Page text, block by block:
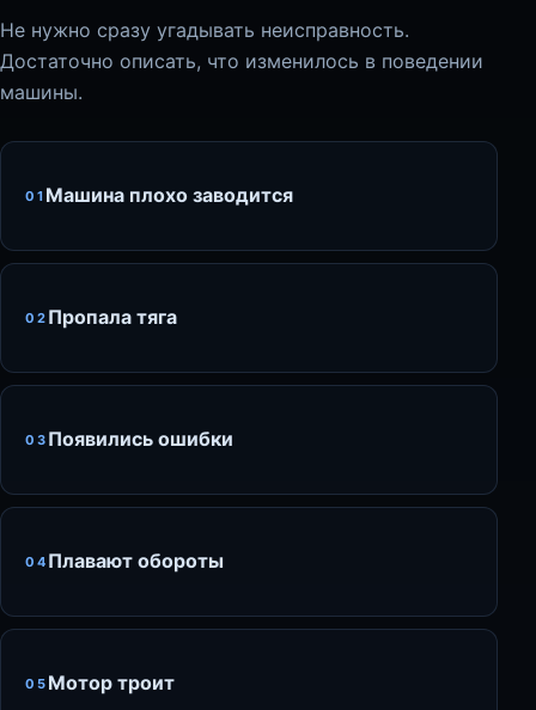
Не нужно сразу угадывать неисправность.
Достаточно описать, что изменилось в поведении
машины.
01 Машина плохо заводится
02 Пропала тяга
03 Появились ошибки
04 Плавают обороты
05 Мотор троит